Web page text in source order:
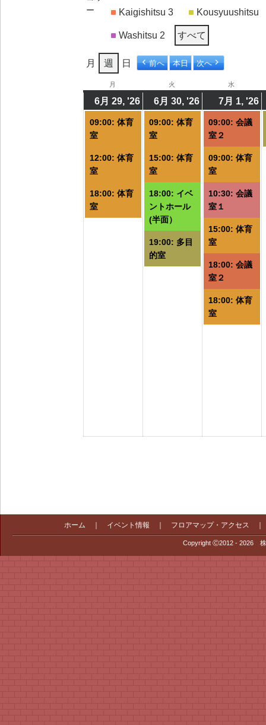
ー
Kaigishitsu 3 Kousyuushitsu
Washitsu 2 すべて
月 週 日 前へ 本日 次へ
月
日
火
日
水
日
6月 29, '26 2026/06/29
の
ベ
ン
ト)
09:00: 体育
室
12:00: 体育
室
18:00: 体育
室
6月 30, '26 2026/06/30
の
イ
ベ
ン
ト)
09:00: 体育
室
15:00: 体育
室
18:00: イベ
ントホール
(半面）
19:00: 多目
的室
7月 1, '26
09:00: 会議
室２
09:00: 体育
室
10:30: 会議
室１
15:00: 体育
室
18:00: 会議
室２
18:00: 体育
室
ホーム イベント情報 フロアマップ・アクセス
Copyright Ⓒ2012 - 2026 株